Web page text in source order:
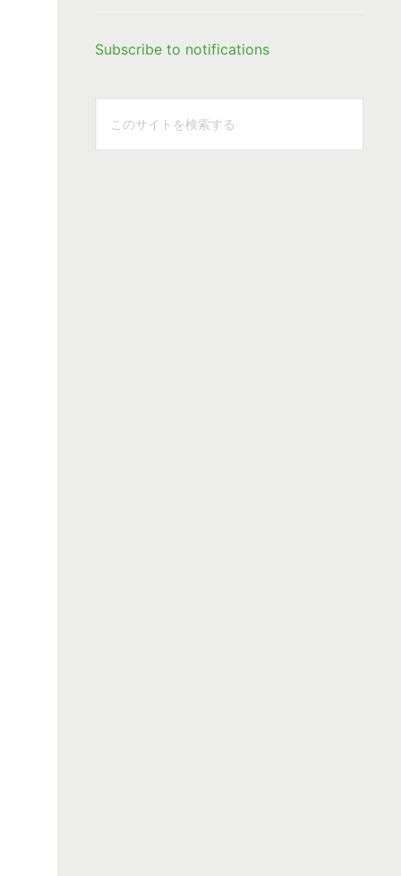
Subscribe to notifications